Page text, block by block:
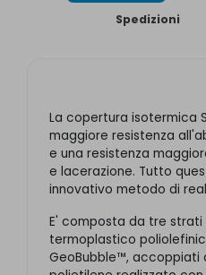
Spedizioni
La copertura isotermica
maggiore resistenza
e una resistenza
e lacerazione. Tutto
innovativo metodo di
E' composta da tre strati
termoplastico
GeoBubble™, accoppiati